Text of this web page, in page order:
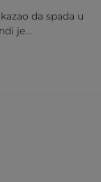
da spada u
je…